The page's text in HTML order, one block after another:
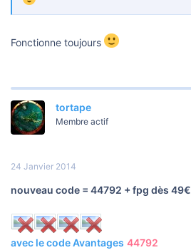
Fonctionne toujours
tortape
Membre actif
24 Janvier 2014
nouveau code = 44792 + fpg dès 49€
avec le code Avantages 44792